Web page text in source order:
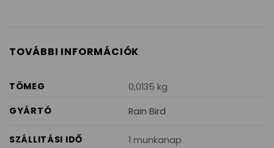
TOVÁBBI INFORMÁCIÓK
TÖMEG
0,0135 kg
GYÁRTÓ
Rain Bird
SZÁLLITÁSI IDŐ
1 munkanap